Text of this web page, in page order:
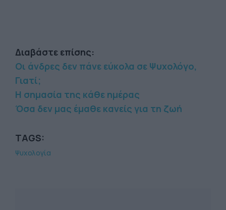
Διαβάστε επίσης:
Οι άνδρες δεν πάνε εύκολα σε Ψυχολόγο,
Γιατί;
Η σημασία της κάθε ημέρας
Όσα δεν μας έμαθε κανείς για τη ζωή
TAGS:
Ψυχολογία